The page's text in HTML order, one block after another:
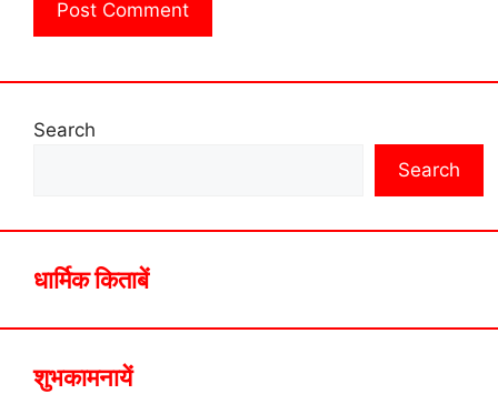
Search
Search
धार्मिक किताबें
शुभकामनायें